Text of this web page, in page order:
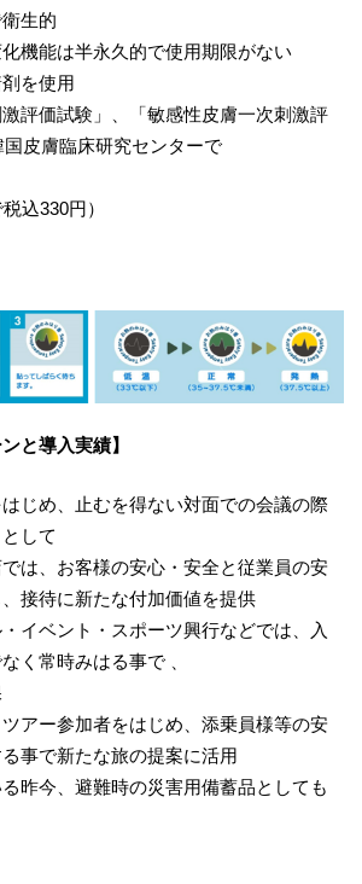
生的
機能は半永久的で使用期限がない
を使用
評価試験」、「敏感性皮膚一次刺激評
皮膚臨床研究センターで
込330円）
と導入実績】
はじめ、止むを得ない対面での会議の際
して
では、お客様の安心・安全と従業員の安
接待に新たな付加価値を提供
イベント・スポーツ興行などでは、入
く常時みはる事で 、
ツアー参加者をはじめ、添乗員様等の安
事で新たな旅の提案に活用
昨今、避難時の災害用備蓄品としても